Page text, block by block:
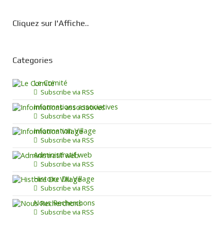
Cliquez sur l'Affiche..
Categories
Le Comité
Subscribe via RSS
Informations associatives
Subscribe via RSS
Information Village
Subscribe via RSS
Administratif web
Subscribe via RSS
Histoire Du Village
Subscribe via RSS
Nous Recherchons
Subscribe via RSS